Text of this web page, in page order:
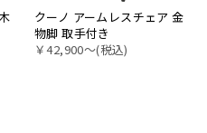
クーノ アームレスチェア 金
物脚 取手付き
￥42,900〜(税込)